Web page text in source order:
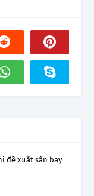
đề xuất sân bay